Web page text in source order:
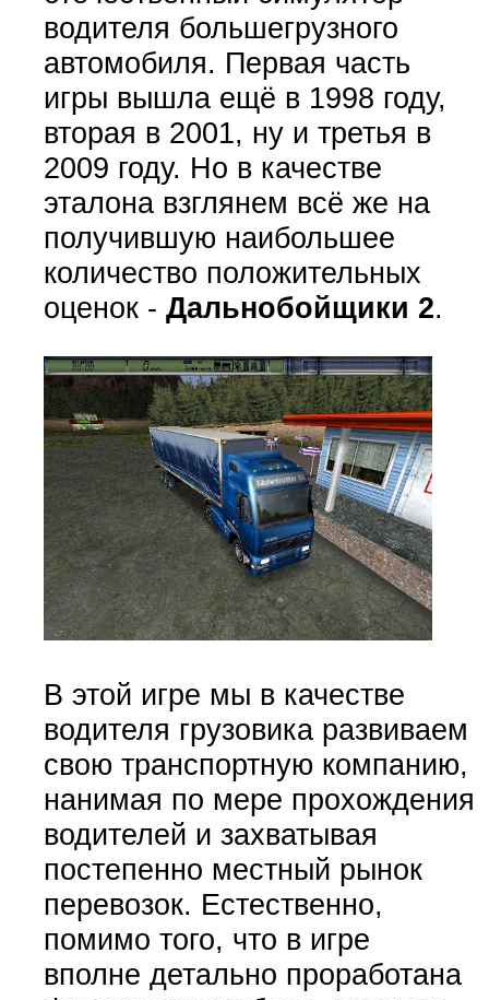
водителя большегрузного
автомобиля. Первая часть
игры вышла ещё в 1998 году,
вторая в 2001, ну и третья в
2009 году. Но в качестве
эталона взглянем всё же на
получившую наибольшее
количество положительных
оценок - Дальнобойщики 2.
В этой игре мы в качестве
водителя грузовика развиваем
свою транспортную компанию,
нанимая по мере прохождения
водителей и захватывая
постепенно местный рынок
перевозок. Естественно,
помимо того, что в игре
вполне детально проработана